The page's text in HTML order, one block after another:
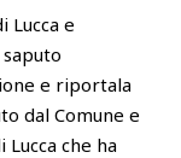
Lucca e
saputo
e riportala
dal Comune e
Lucca che ha